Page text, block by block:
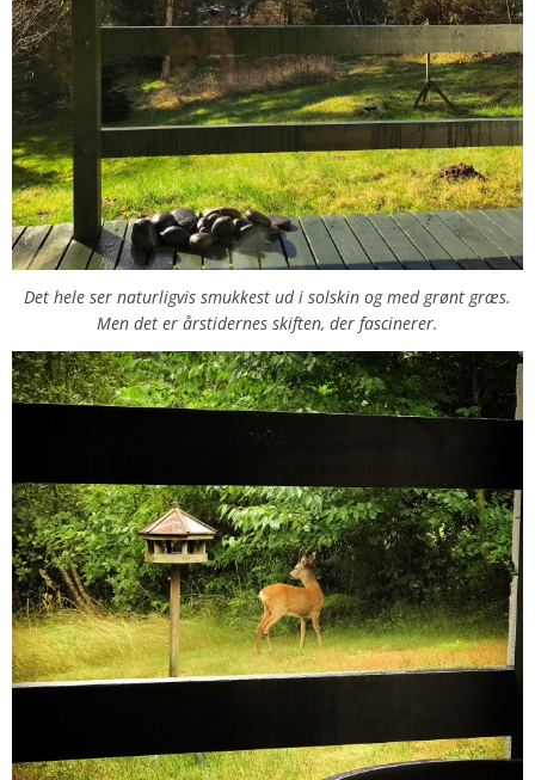
Det hele ser naturligvis smukkest ud i solskin og med grønt græs.
Men det er årstidernes skiften, der fascinerer.